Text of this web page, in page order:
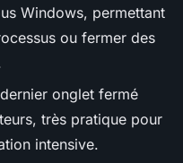
Windows, permettant
ou fermer des
onglet fermé
très pratique pour
intensive.